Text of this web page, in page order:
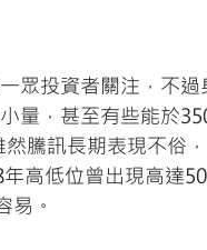
眾投資者關注，不
量，甚至有些能於
騰訊長期表現不俗
高低位曾出現高達
易。